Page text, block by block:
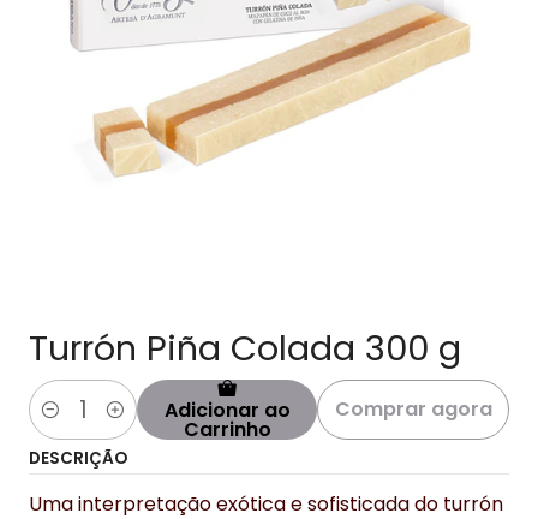
Turrón Piña Colada 300 g
Quantidade Adicionar ao
Carrinho
Comprar agora
DESCRIÇÃO
Uma interpretação exótica e sofisticada do turrón